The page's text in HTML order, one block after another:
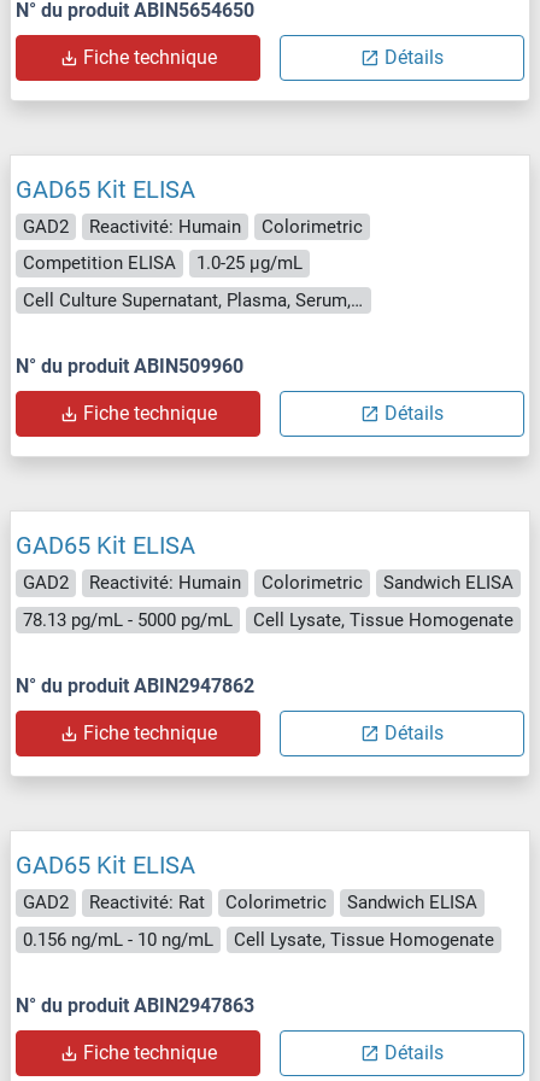
N° du produit ABIN5654650
Fiche technique Détails
GAD65 Kit ELISA
GAD2 Reactivité: Humain
Colorimetric
Competition ELISA
1.0-25 μg/mL
Cell Culture Supernatant, Plasma, Serum, Tissue Homogenate
N° du produit ABIN509960
Fiche technique Détails
GAD65 Kit ELISA
GAD2 Reactivité: Humain Colorimetric
Sandwich ELISA
78.13 pg/mL - 5000 pg/mL
Cell Lysate, Tissue Homogenate
N° du produit ABIN2947862
Fiche technique Détails
GAD65 Kit ELISA
GAD2 Reactivité: Rat Colorimetric
Sandwich ELISA
0.156 ng/mL - 10 ng/mL
Cell Lysate, Tissue Homogenate
N° du produit ABIN2947863
Fiche technique Détails